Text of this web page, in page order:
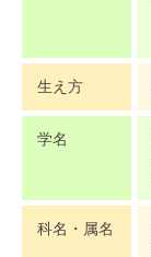
生え方
学名
科名・属名